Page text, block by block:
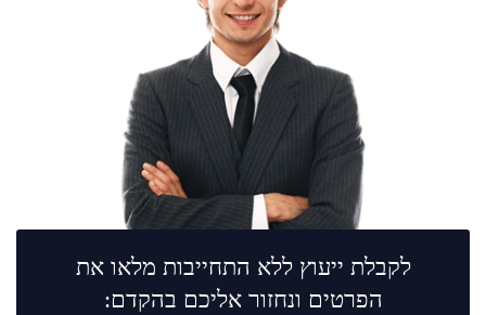
לקבלת ייעוץ ללא התחייבות מלאו את
הפרטים ונחזור אליכם בהקדם: